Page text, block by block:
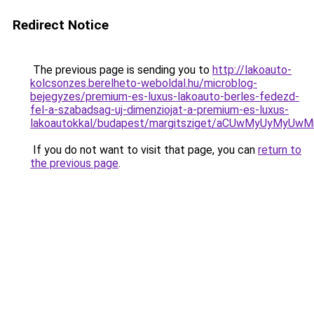
Redirect Notice
The previous page is sending you to http://lakoauto-
kolcsonzes.berelheto-weboldal.hu/microblog-
bejegyzes/premium-es-luxus-lakoauto-berles-fedezd-
fel-a-szabadsag-uj-dimenziojat-a-premium-es-luxus-
lakoautokkal/budapest/margitsziget/
If you do not want to visit that page, you can return to
the previous page.